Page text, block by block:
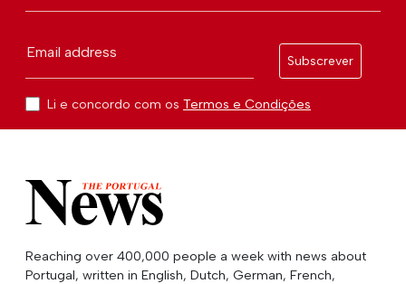
Email address
Subscrever
Li e concordo com os Termos e Condições
Reaching over 400,000 people a week with news about
Portugal, written in English, Dutch, German, French,